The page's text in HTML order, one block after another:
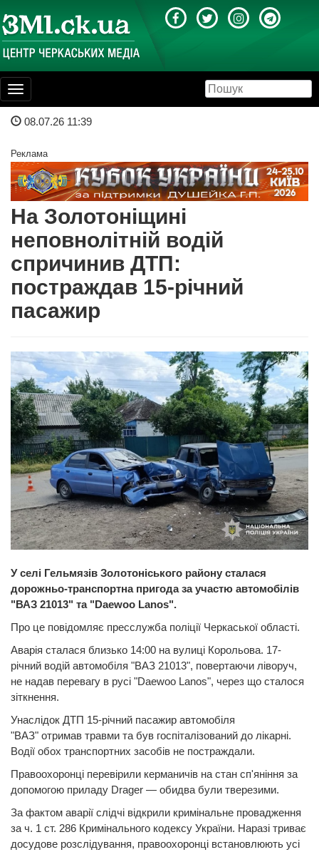
Toggle
navigation
08.07.26 11:39
Реклама
На Золотоніщині
неповнолітній водій
спричинив ДТП:
постраждав 15-річний
пасажир
У селі Гельмязів Золотоніського району сталася
дорожньо-транспортна пригода за участю автомобілів
"ВАЗ 21013" та "Daewoo Lanos".
Про це повідомляє пресслужба поліції Черкаської області.
Аварія сталася близько 14:00 на вулиці Корольова. 17-
річний водій автомобіля "ВАЗ 21013", повертаючи ліворуч,
не надав перевагу в русі "Daewoo Lanos", через що сталося
зіткнення.
Унаслідок ДТП 15-річний пасажир автомобіля
"ВАЗ" отримав травми та був госпіталізований до лікарні.
Водії обох транспортних засобів не постраждали.
Правоохоронці перевірили керманичів на стан сп'яніння за
допомогою приладу Drager — обидва були тверезими.
За фактом аварії слідчі відкрили кримінальне провадження
за ч. 1 ст. 286 Кримінального кодексу України. Наразі триває
досудове розслідування, правоохоронці встановлюють усі